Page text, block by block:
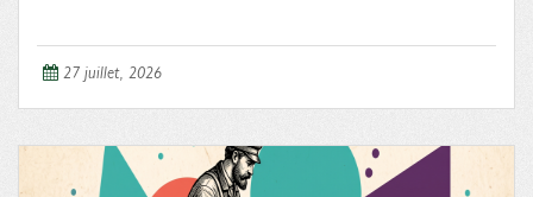
27 juillet, 2026